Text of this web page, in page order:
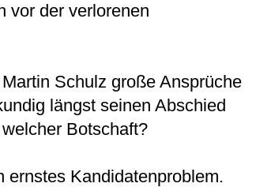
vor der verlorenen
Schulz große Ansprüche
längst seinen Abschied
Botschaft?
ernstes Kandidatenproblem.